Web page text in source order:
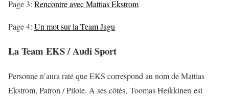
Page 3: Rencontre avec Mattias Ekstrom
Page 4: Un mot sur la Team Jagu
La Team EKS / Audi Sport
Personne n’aura raté que EKS correspond au nom de Mattias
Ekstrom, Patron / Pilote. A ses côtés, Toomas Heikkinen est